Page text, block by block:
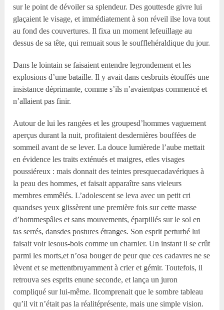
sur le point de dévoiler sa splendeur. Des gouttesde givre lui
glaçaient le visage, et immédiatement à son réveil ilse lova tout
au fond des couvertures. Il fixa un moment lefeuillage au
dessus de sa tête, qui remuait sous le soufflehéraldique du jour.
Dans le lointain se faisaient entendre legrondement et les
explosions d’une bataille. Il y avait dans cesbruits étouffés une
insistance déprimante, comme s’ils n’avaientpas commencé et
n’allaient pas finir.
Autour de lui les rangées et les groupesd’hommes vaguement
aperçus durant la nuit, profitaient desdernières bouffées de
sommeil avant de se lever. La douce lumièrede l’aube mettait
en évidence les traits exténués et maigres, etles visages
poussiéreux : mais donnait des teintes presquecadavériques à
la peau des hommes, et faisait apparaître sans vieleurs
membres emmêlés. L’adolescent se leva avec un petit cri
quandses yeux glissèrent une première fois sur cette masse
d’hommespâles et sans mouvements, éparpillés sur le sol en
tas serrés, dansdes postures étranges. Son esprit perturbé lui
faisait voir lesous-bois comme un charnier. Un instant il se crût
parmi les morts,et n’osa bouger de peur que ces cadavres ne se
lèvent et se mettentbruyamment à crier et gémir. Toutefois, il
retrouva ses esprits enune seconde, et lança un juron
compliqué sur lui-même. Ilcomprenait que le sombre tableau
qu’il vit n’était pas la réalitéprésente, mais une simple vision.